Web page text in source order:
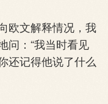
文解释情况，我
问：“我当时看见
还记得他说了什么